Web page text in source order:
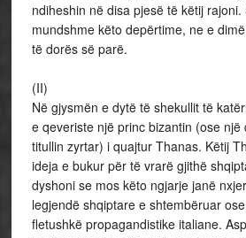
ndiheshin në disa pjesë të këtij
mundshme këto depërtime, ne e
të dorës së parë.
(II)
Në gjysmën e dytë të shekullit të
e qeveriste një princ bizantin (ose një
titullin zyrtar) i quajtur Thanas. Këtij
ideja e bukur për të vrarë gjithë
dyshoni se mos këto ngjarje janë
legjendë shqiptare e shtembëruar
fletushkë propagandistike italiane.